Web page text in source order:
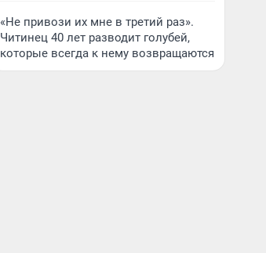
«Не привози их мне в третий раз».
Читинец 40 лет разводит голубей,
которые всегда к нему возвращаются